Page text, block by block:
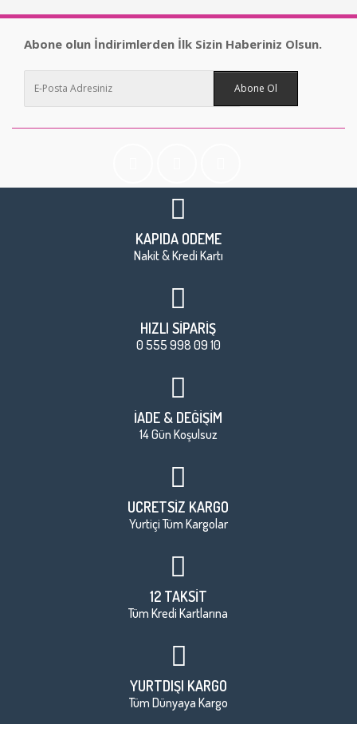
Abone olun İndirimlerden İlk Sizin Haberiniz Olsun.
Abone Ol
KAPIDA ÖDEME
Nakit & Kredi Kartı
HIZLI SİPARİŞ
0 555 998 09 10
İADE & DEĞİŞİM
14 Gün Koşulsuz
ÜCRETSİZ KARGO
Yurtiçi Tüm Kargolar
12 TAKSİT
Tüm Kredi Kartlarına
YURTDIŞI KARGO
Tüm Dünyaya Kargo